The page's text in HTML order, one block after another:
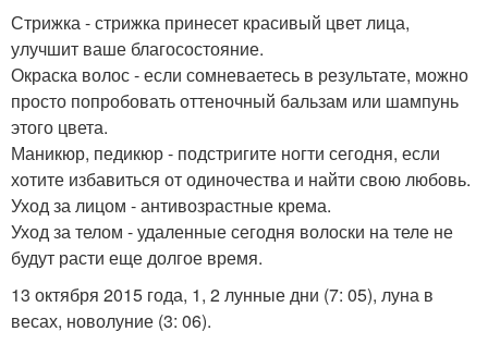
Стрижка - стрижка принесет красивый цвет лица,
улучшит ваше благосостояние.
Окраска волос - если сомневаетесь в результате, можно
просто попробовать оттеночный бальзам или шампунь
этого цвета.
Маникюр, педикюр - подстригите ногти сегодня, если
хотите избавиться от одиночества и найти свою любовь.
Уход за лицом - антивозрастные крема.
Уход за телом - удаленные сегодня волоски на теле не
будут расти еще долгое время.
13 октября 2015 года, 1, 2 лунные дни (7: 05), луна в
весах, новолуние (3: 06).